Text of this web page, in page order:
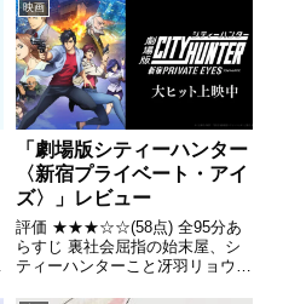
映画
「劇場版シティーハンター
〈新宿プライベート・アイ
ズ〉」レビュー
評価 ★★★☆☆(58点) 全95分あ
らすじ 裏社会屈指の始末屋、シ
ティーハンターこと冴羽リョウ